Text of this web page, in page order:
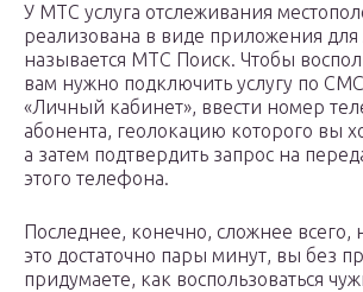
У МТС услуга отслеживания
реализована в виде приложения для
называется МТС Поиск. Чтобы
вам нужно подключить услугу по
«Личный кабинет», ввести номер
абонента, геолокацию которого вы
а затем подтвердить запрос на
этого телефона.
Последнее, конечно, сложнее всего,
это достаточно пары минут, вы без
придумаете, как воспользоваться